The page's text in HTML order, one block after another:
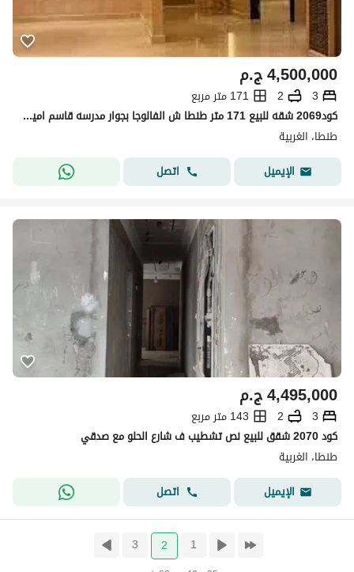
ج.م4,500,000
3
2
171 متر مربع
كود2069 شقه للبيع 171 متر طنطا ش الفالوجا بجوار مدرسه قاسم امين دور سابع قبل الروف 3 غرف رسيبشن 3 قطع 2 حمام
طنطا، الغربية
الإيميل
اتصل
ج.م4,495,000
3
2
143 متر مربع
كود 2070 شقق للبيع نص تشطيب ف شارع الحلو مع صدقي
طنطا، الغربية
الإيميل
اتصل
1
2
3